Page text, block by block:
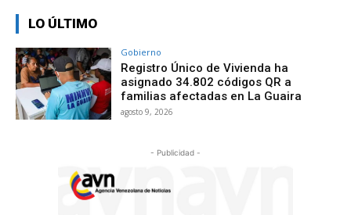
LO ÚLTIMO
Gobierno
Registro Único de Vivienda ha
asignado 34.802 códigos QR a
familias afectadas en La Guaira
agosto 9, 2026
- Publicidad -